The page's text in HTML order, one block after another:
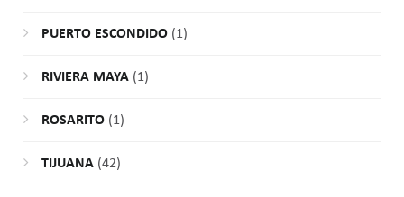
PUERTO ESCONDIDO(1)
RIVIERA MAYA(1)
ROSARITO(1)
TIJUANA(42)